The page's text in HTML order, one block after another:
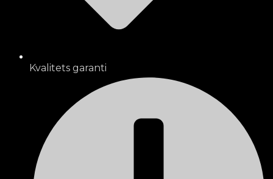
Kvalitets garanti